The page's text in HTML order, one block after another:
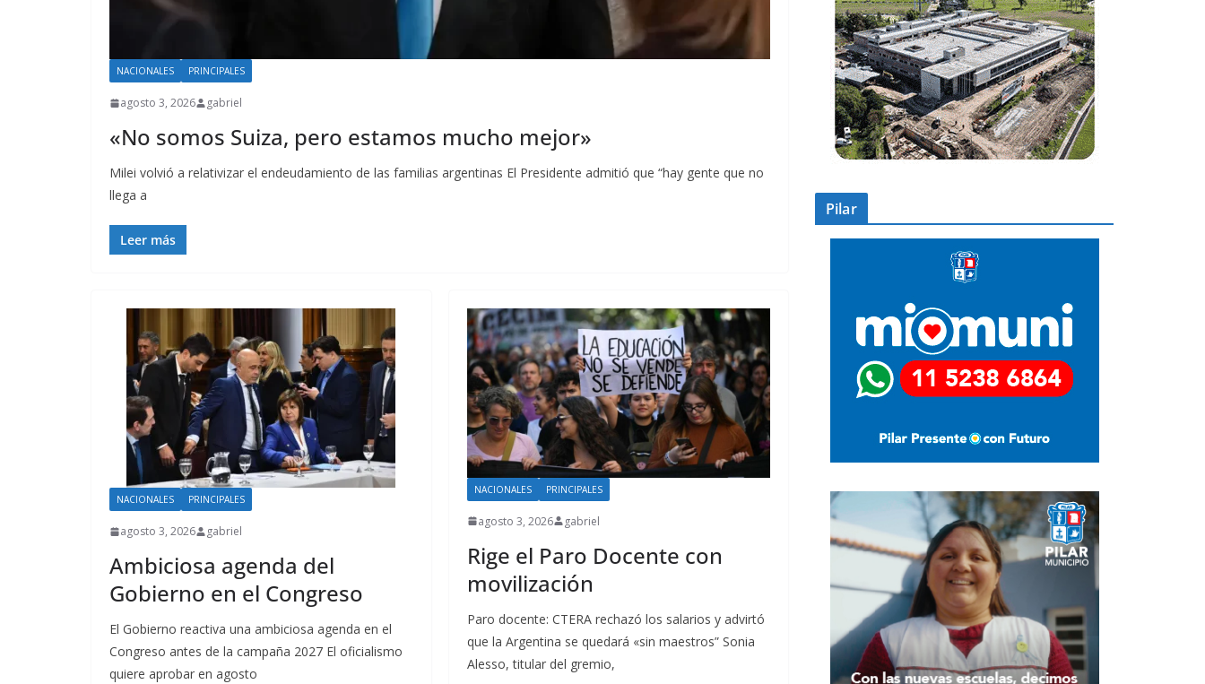
NACIONALES PRINCIPALES
agosto 3, 2026 gabriel
«No somos Suiza, pero estamos mucho mejor»
Milei volvió a relativizar el endeudamiento de las familias argentinas El Presidente admitió que “hay gente que no
llega a
Leer más
NACIONALES PRINCIPALES
agosto 3, 2026 gabriel
Ambiciosa agenda del
Gobierno en el Congreso
El Gobierno reactiva una ambiciosa agenda en el
Congreso antes de la campaña 2027 El oficialismo
quiere aprobar en agosto
NACIONALES PRINCIPALES
agosto 3, 2026 gabriel
Rige el Paro Docente con
movilización
Paro docente: CTERA rechazó los salarios y advirtó
que la Argentina se quedará «sin maestros” Sonia
Alesso, titular del gremio,
Pilar